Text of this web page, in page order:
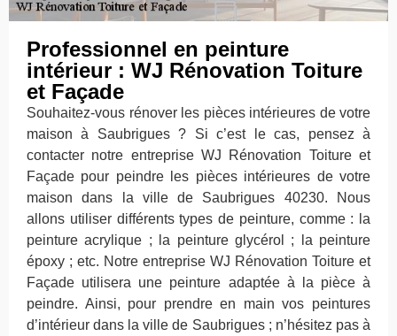
Professionnel en peinture
intérieur : WJ Rénovation Toiture
et Façade
Souhaitez-vous rénover les pièces intérieures de votre
maison à Saubrigues ? Si c’est le cas, pensez à
contacter notre entreprise WJ Rénovation Toiture et
Façade pour peindre les pièces intérieures de votre
maison dans la ville de Saubrigues 40230. Nous
allons utiliser différents types de peinture, comme : la
peinture acrylique ; la peinture glycérol ; la peinture
époxy ; etc. Notre entreprise WJ Rénovation Toiture et
Façade utilisera une peinture adaptée à la pièce à
peindre. Ainsi, pour prendre en main vos peintures
d’intérieur dans la ville de Saubrigues ; n’hésitez pas à